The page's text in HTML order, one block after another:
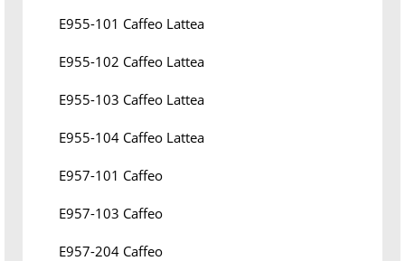
E955-101 Caffeo Lattea
E955-102 Caffeo Lattea
E955-103 Caffeo Lattea
E955-104 Caffeo Lattea
E957-101 Caffeo
E957-103 Caffeo
E957-204 Caffeo